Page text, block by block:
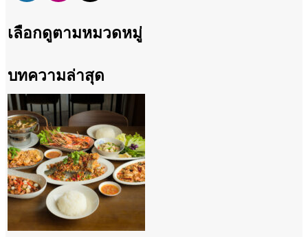
เลือกดูตามหมวดหมู่
บทความล่าสุด